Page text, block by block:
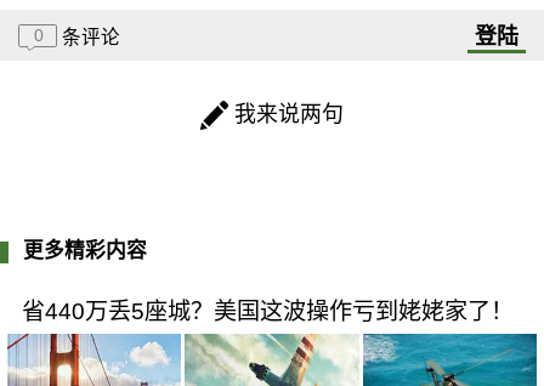
0 条评论 登陆
我来说两句
更多精彩内容
省440万丢5座城？美国这波操作亏到姥姥家了！